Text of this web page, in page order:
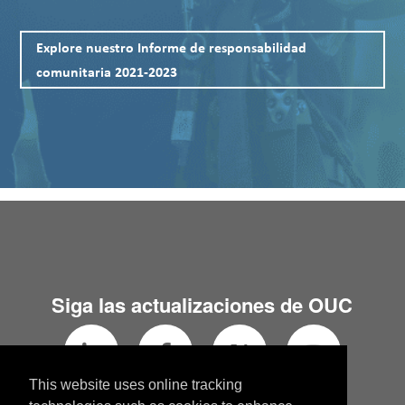
Explore nuestro Informe de responsabilidad
comunitaria 2021-2023
Siga las actualizaciones de OUC
This website uses online tracking